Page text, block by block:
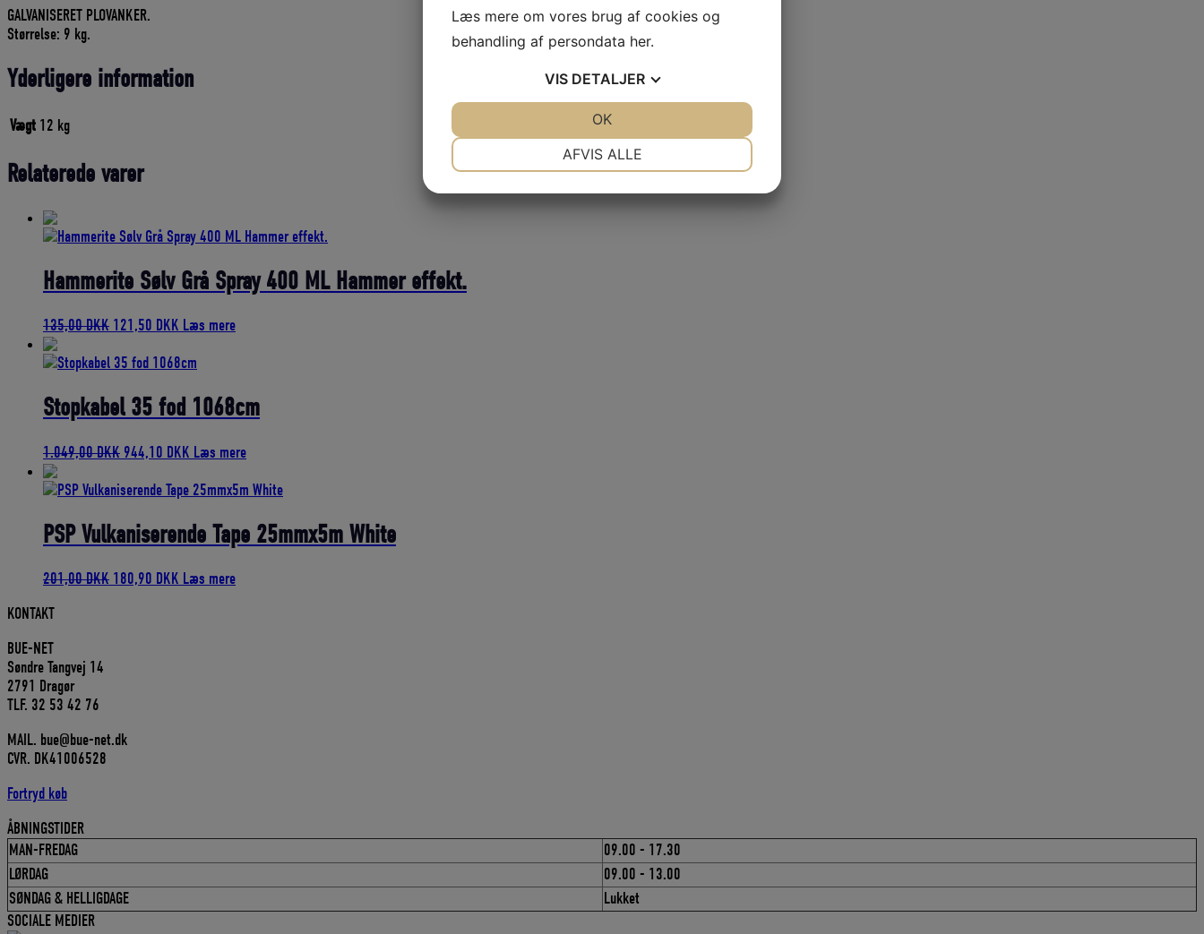
GALVANISERET PLOVANKER.
Størrelse: 9 kg.
Yderligere information
Vægt 12 kg
Relaterede varer
Hammerite Sølv Grå Spray 400 ML Hammer effekt.
135,00DKK Den
pris
135,00 DKK.
121,50 DKK Den
pris
121,50 DKK.
Læs mere
Stopkabel 35 fod 1068cm
1.049,00DKK Den
pris
1.049,00 DKK.
944,10 DKK Den
pris
944,10 DKK.
Læs mere
PSP Vulkaniserende Tape 25mmx5m White
201,00DKK Den
180,90 DKK Den
Læs mere
KONTAKT
BUE-NET
Søndre Tangvej 14
2791 Dragør
TLF. 32 53 42 76
MAIL. bue@bue-net.dk
CVR. DK41006528
Fortryd køb
ÅBNINGSTIDER
MAN-FREDAG
09.00 - 17.30
LØRDAG
09.00 - 13.00
SØNDAG & HELLIGDAGE
Lukket
SOCIALE MEDIER
Læs mere om vores brug af cookies og
behandling af persondata her.
VIS DETALJER
AFVIS ALLE
OK